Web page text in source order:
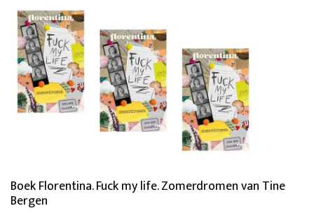
Boek Florentina. Fuck my life. Zomerdromen van Tine
Bergen